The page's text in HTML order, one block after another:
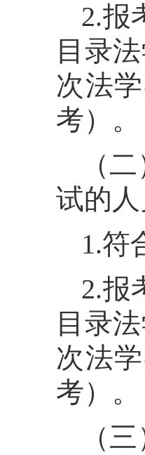
2.报
目录
次法
考）。
（
试的
1.符
2.报
目录
次法
考）。
（